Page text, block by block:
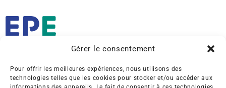
Gérer le consentement
Pour offrir les meilleures expériences, nous utilisons des
technologies telles que les cookies pour stocker et/ou accéder aux
l’Environnement (EPE) rassemble une soixantaine de grandes
entreprises françaises et internationales de tous les secteurs